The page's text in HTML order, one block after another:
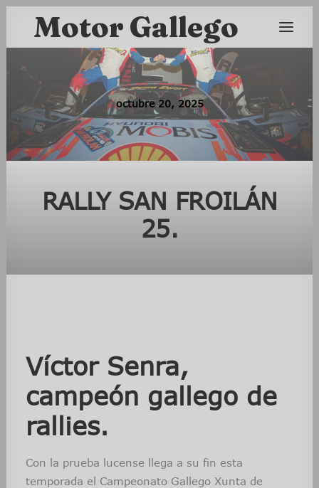
Motor Gallego
octubre 20, 2025
RALLY SAN FROILÁN
25.
Víctor Senra,
campeón gallego de
rallies.
Con la prueba lucense llega a su fin esta
temporada el Campeonato Gallego Xunta de